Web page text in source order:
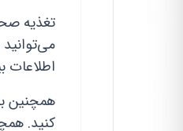
اطلاعات
همچنین
کنید.